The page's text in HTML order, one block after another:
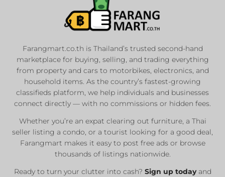
Farangmart.co.th is Thailand’s trusted second-hand
marketplace for buying, selling, and trading everything
from property and cars to motorbikes, electronics, and
household items. As the country’s fastest-growing
classifieds platform, we help individuals and businesses
connect directly — with no commissions or hidden fees.
Whether you’re an expat clearing out furniture, a Thai
seller listing a condo, or a tourist looking for a good deal,
Farangmart makes it easy to post free ads or browse
thousands of listings nationwide.
Ready to turn your clutter into cash? Sign up todayand